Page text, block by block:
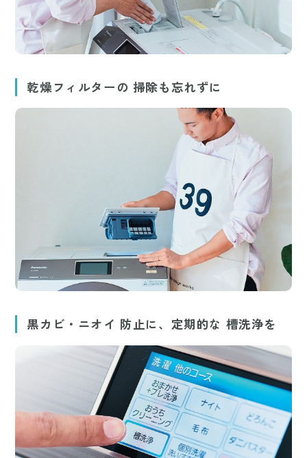
乾燥フィルターの 掃除も忘れずに
黒カビ・ニオイ 防止に、定期的な 槽洗浄を